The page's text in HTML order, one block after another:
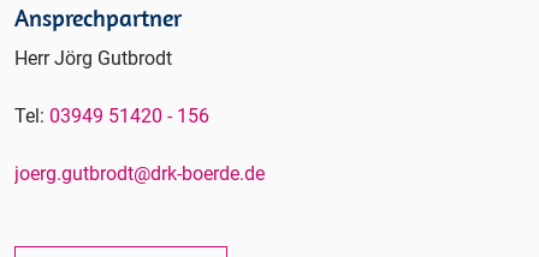
Ansprechpartner
Herr Jörg Gutbrodt
Tel: 03949 51420 - 156
joerg.gutbrodt@drk-boerde.de